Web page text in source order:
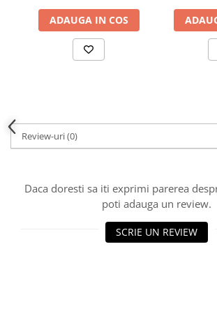
ADAUGA IN COS
Review-uri(0)
Daca doresti sa iti exprimi parerea
poti adauga un review.
SCRIE UN REVIEW